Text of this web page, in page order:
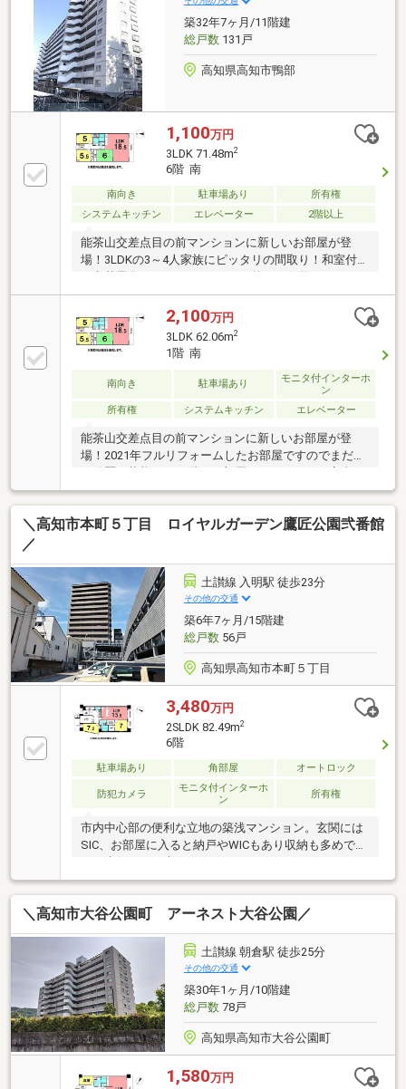
築32年7ヶ月/11階建
総戸数131戸
高知県高知市鴨部
1,100万円
3LDK 71.48m2
6階 南
南向き 駐車場あり
所有権
システムキッチン
エレベーター 2階以上
能茶山交差点目の前マンションに新しいお部屋が登
場！3LDKの3～4人家族にピッタリの間取り！和室付き
建物費用を抑えたい方いかがでしょうか！
2,100万円
3LDK 62.06m2
1階 南
南向き 駐車場あり
モニタ付インターホ
ン
所有権
システムキッチン エレベーター
能茶山交差点目の前マンションに新しいお部屋が登
場！2021年フルリフォームしたお部屋ですのでまだま
だ綺麗な状態です♪1階のお部屋にはなりますが高台に
位置しており、安心してお過ごしいただけます！
＼高知市本町５丁目 ロイヤルガーデン鷹匠公園弐番館
／
土讃線 入明駅 徒歩23分
その他の交通
築6年7ヶ月/15階建
総戸数56戸
高知県高知市本町５丁目
3,480万円
2SLDK 82.49m2
6階
駐車場あり 角部屋 オートロック
防犯カメラ
モニタ付インターホ
ン
所有権
市内中心部の便利な立地の築浅マンション。玄関には
SIC、お部屋に入ると納戸やWICもあり収納も多めで
＼高知市大谷公園町 アーネスト大谷公園／
土讃線 朝倉駅 徒歩25分
その他の交通
築30年1ヶ月/10階建
総戸数78戸
高知県高知市大谷公園町
1,580万円